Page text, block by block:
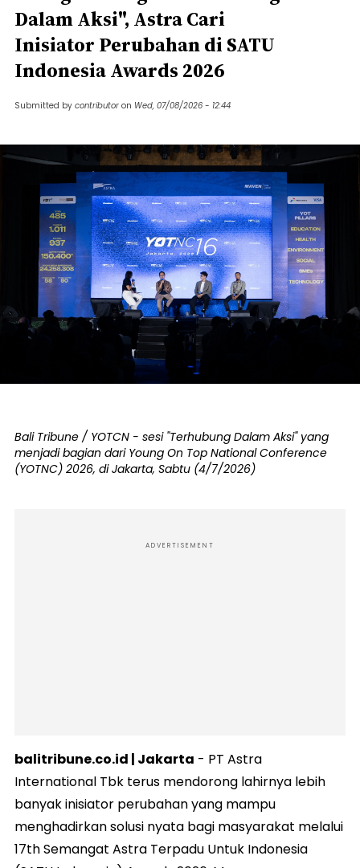
Dalam Aksi", Astra Cari
Inisiator Perubahan di SATU
Indonesia Awards 2026
Submitted by contributor on Wed, 07/08/2026 - 12:44
Bali Tribune / YOTCN - sesi "Terhubung Dalam Aksi" yang
menjadi bagian dari Young On Top National Conference
(YOTNC) 2026, di Jakarta, Sabtu (4/7/2026)
ADVERTISEMENT
balitribune.co.id | Jakarta - PT Astra
International Tbk terus mendorong lahirnya lebih
banyak inisiator perubahan yang mampu
menghadirkan solusi nyata bagi masyarakat melalui
17th Semangat Astra Terpadu Untuk Indonesia